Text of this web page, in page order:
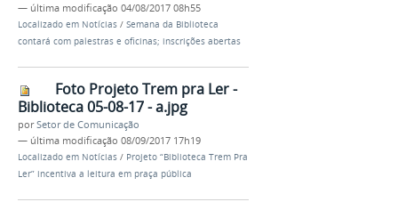
— última modificação 04/08/2017 08h55
Localizado em Notícias / Semana da Biblioteca
contará com palestras e oficinas; inscrições abertas
Foto Projeto Trem pra Ler -
Biblioteca 05-08-17 - a.jpg
porSetor de Comunicação
— última modificação 08/09/2017 17h19
Localizado em Notícias / Projeto “Biblioteca Trem Pra
Ler” incentiva a leitura em praça pública